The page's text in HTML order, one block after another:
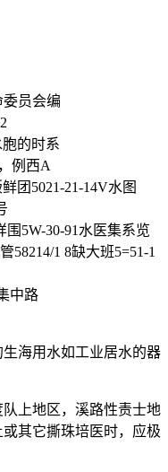
员会编
的时系
例西A
团5021-21-14V水图
5W-30-91水医集系览
58214/1 8缺大班5=51-1
中路
海用水如工业居水的器
上地区，溪路性责士地
其它撕珠培医时，应极